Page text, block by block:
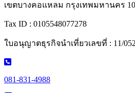
เขตบางคอแหลม กรุงเทพมหานคร
Tax ID : 0105548077278
ใบอนุญาตธุรกิจนำเที่ยวเลขที่ : 11/
081-831-4988